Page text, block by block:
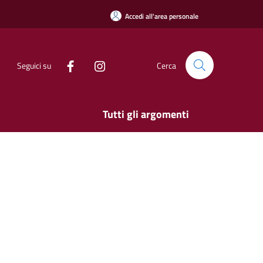
Accedi all'area personale
Seguici su Cerca
Tutti gli argomenti